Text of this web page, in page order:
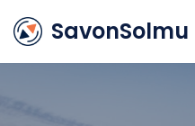
Siirry
SavonSolmu